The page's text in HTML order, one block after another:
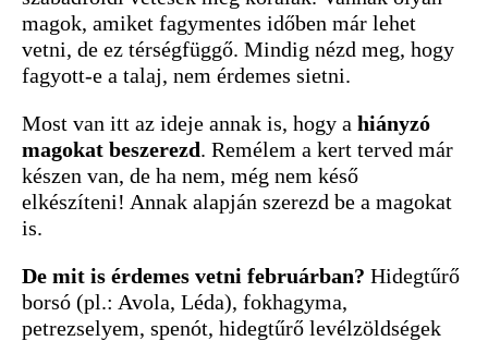
magok, amiket fagymentes időben már lehet
vetni, de ez térségfüggő. Mindig nézd meg, hogy
fagyott-e a talaj, nem érdemes sietni.
Most van itt az ideje annak is, hogy a hiányzó
magokat beszerezd. Remélem a kert terved már
készen van, de ha nem, még nem késő
elkészíteni! Annak alapján szerezd be a magokat
is.
De mit is érdemes vetni februárban? Hidegtűrő
borsó (pl.: Avola, Léda), fokhagyma,
petrezselyem, spenót, hidegtűrő levélzöldségek